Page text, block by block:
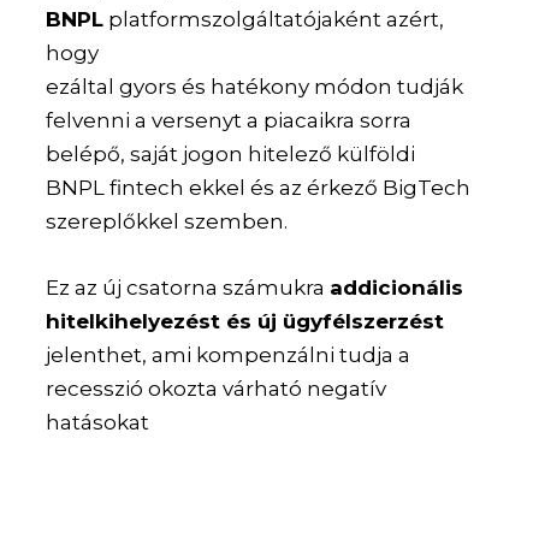
BNPL platformszolgáltatójaként azért,
hogy
ezáltal gyors és hatékony módon tudják
felvenni a versenyt a piacaikra sorra
belépő, saját jogon hitelező külföldi
BNPL fintech ekkel és az érkező BigTech
szereplőkkel szemben.
Ez az új csatorna számukra addicionális
hitelkihelyezést és új ügyfélszerzést
jelenthet, ami kompenzálni tudja a
recesszió okozta várható negatív
hatásokat